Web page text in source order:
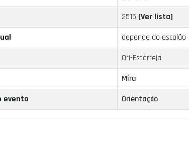
2515 [Ver lista]
depende do escalão
Ori-Estarreja
Mira
evento
Orientação